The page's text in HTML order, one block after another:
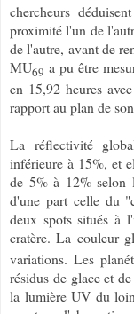
chercheurs
proximité l'un de
de l'autre, avant de
MU69 a pu être
en 15,92 heures
rapport au plan de
La réflectivité
inférieure à 15%, et
de 5% à 12% selon
d'une part celle du
deux spots situés à
cratère. La couleur
variations. Les
résidus de glace et
la lumière UV du